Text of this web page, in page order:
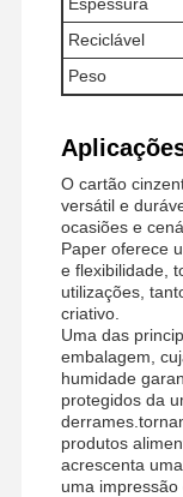
Reciclável
Peso
O cartão
versátil e
ocasiões e
Paper oferece
e flexibilidade,
utilizações,
criativo.
Uma das
embalagem,
humidade
protegidos da
produtos
acrescenta
uma